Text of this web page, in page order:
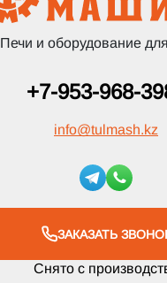
Печи и оборудование
+7-953-968-
info@tulmash.kz
ЗАКАЗАТЬ
Снято с